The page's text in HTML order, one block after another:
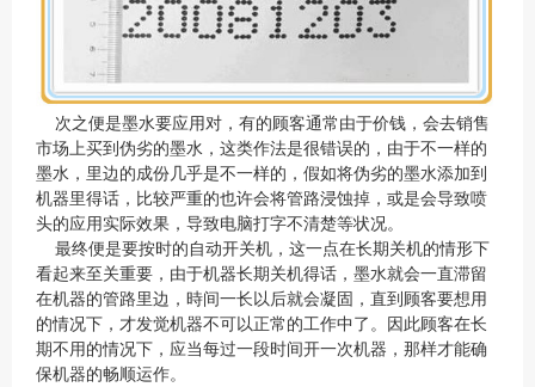
次之便是墨水要应用对，有的顾客通常由于价钱，会去销售
市场上买到伪劣的墨水，这类作法是很错误的，由于不一样的
墨水，里边的成份几乎是不一样的，假如将伪劣的墨水添加到
机器里得话，比较严重的也许会将管路浸蚀掉，或是会导致喷
头的应用实际效果，导致电脑打字不清楚等状况。
最终便是要按时的自动开关机，这一点在长期关机的情形下
看起来至关重要，由于机器长期关机得话，墨水就会一直滞留
在机器的管路里边，時间一长以后就会凝固，直到顾客要想用
的情况下，才发觉机器不可以正常的工作中了。因此顾客在长
期不用的情况下，应当每过一段时间开一次机器，那样才能确
保机器的畅顺运作。